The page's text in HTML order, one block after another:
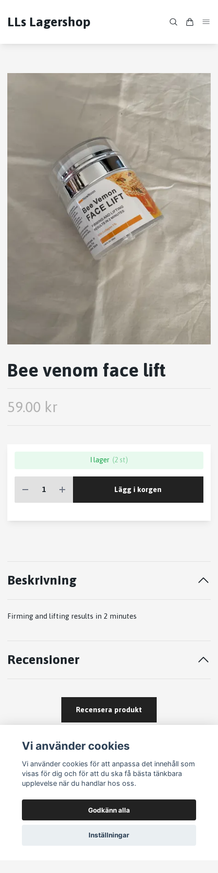
LLs Lagershop
Bee venom face lift
59.00 kr
I lager (2 st)
Lägg i korgen
Beskrivning
Firming and lifting results in 2 minutes
Recensioner
Recensera produkt
Om köp och returer
Vi använder cookies
Vi använder cookies för att anpassa det innehåll som
visas för dig och för att du ska få bästa tänkbara
upplevelse när du handlar hos oss.
Godkänn alla
Inställningar